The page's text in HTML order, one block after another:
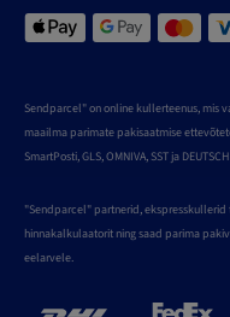
Sendparcel" on online kullerteenus, mis
maailma parimate pakisaatmise
SmartPosti, GLS, OMNIVA, SST ja
"Sendparcel" partnerid, ekspresskullerid
hinnakalkulaatorit ning saad parima
eelarvele.